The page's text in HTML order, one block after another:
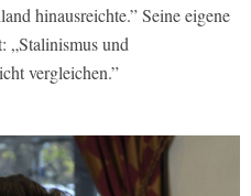
hinausreichte.” Seine eigene
„Stalinismus und
vergleichen.”